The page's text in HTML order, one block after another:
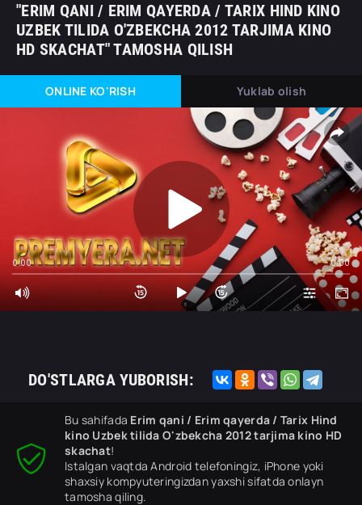
"ERIM QANI / ERIM QAYERDA / TARIX HIND KINO
UZBEK TILIDA O'ZBEKCHA 2012 TARJIMA KINO
HD SKACHAT" TAMOSHA QILISH
ONLINE KO'RISH Yuklab olish
0:00 0:00
DO'STLARGA YUBORISH:
Bu sahifada Erim qani / Erim qayerda / Tarix Hind
kino Uzbek tilida O'zbekcha 2012 tarjima kino HD
skachat!
Istalgan vaqtda Android telefoningiz, iPhone yoki
shaxsiy kompyuteringizdan yaxshi sifatda onlayn
tamosha qiling.